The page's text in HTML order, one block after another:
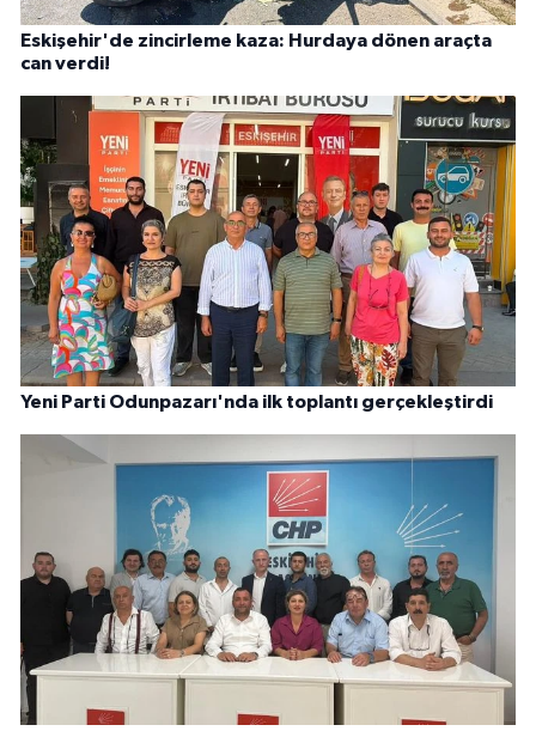
Eskişehir'de zincirleme kaza: Hurdaya dönen araçta
can verdi!
Yeni Parti Odunpazarı'nda ilk toplantı gerçekleştirdi